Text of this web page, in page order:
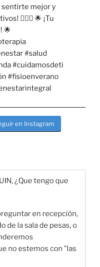
en Instagram
¿Que tengo que
en recepción,
de la sala de pesas, o
no estemos con "las